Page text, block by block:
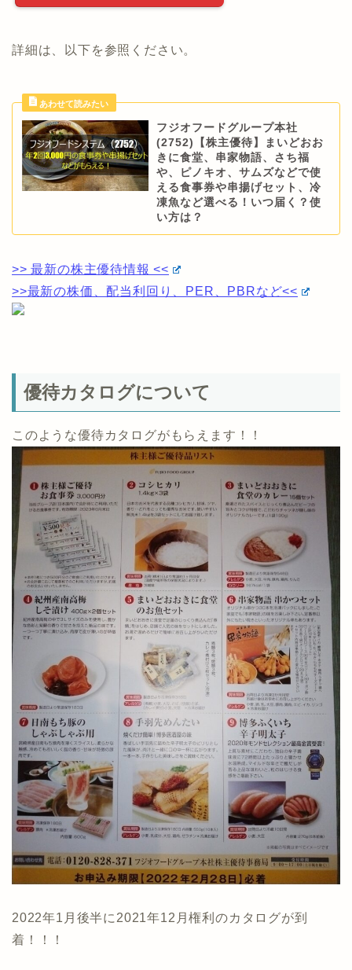
詳細は、以下を参照ください。
フジオフードグループ本社
(2752)【株主優待】まいどおお
きに食堂、串家物語、さち福
や、ピノキオ、サムズなどで使
える食事券や串揚げセット、冷
凍魚など選べる！いつ届く？使
い方は？
>> 最新の株主優待情報 <<
>>最新の株価、配当利回り、PER、PBRなど<<
優待カタログについて
このような優待カタログがもらえます！！
2022年1月後半に2021年12月権利のカタログが到
着！！！